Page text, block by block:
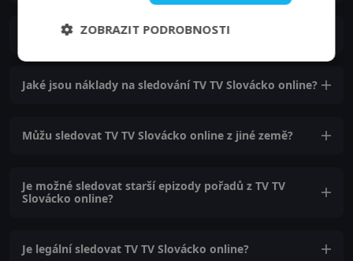
Jak se můžu přihlásit k online vysílání TV TV Slovácko?
Jaké jsou náklady na sledování TV TV Slovácko online?
Můžu sledovat TV TV Slovácko online z jiné země?
Je možné sledovat starší epizody pořadů z TV TV
Slovácko online?
Je legální sledovat TV TV Slovácko online?
ZOBRAZIT PODROBNOSTI